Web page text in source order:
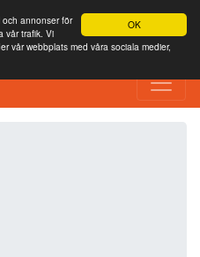
OK
annonser för
vår trafik. Vi
vår webbplats med våra sociala medier,